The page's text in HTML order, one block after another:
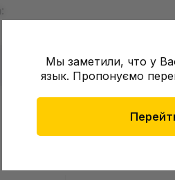
Мы заметили, что у
язык. Пропонуємо
о товаре еще нет
и получите 50 грн на свой